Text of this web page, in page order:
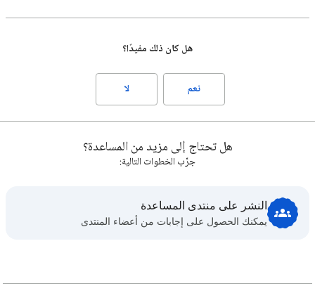
هل كان ذلك مفيدًا؟
نعم لا
هل تحتاج إلى مزيد من المساعدة؟
جرِّب الخطوات التالية:
النشر على منتدى المساعدة
يمكنك الحصول على إجابات من أعضاء المنتدى